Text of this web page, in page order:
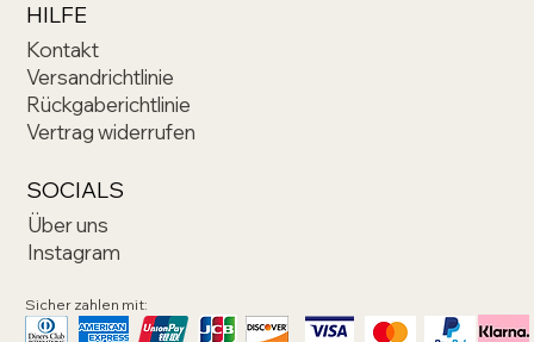
SOCIALS
Über uns
Instagram
HILFE
Kontakt
Versandrichtlinie
Rückgaberichtlinie
Vertrag widerrufen
Sicher zahlen mit: